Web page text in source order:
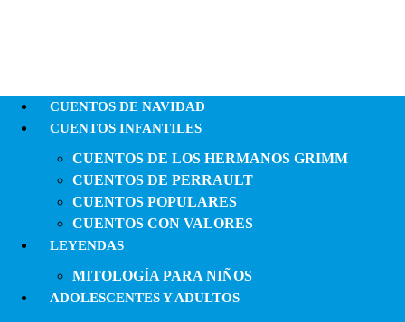
CUENTOS DE NAVIDAD
CUENTOS INFANTILES
CUENTOS DE LOS HERMANOS GRIMM
CUENTOS DE PERRAULT
CUENTOS POPULARES
CUENTOS CON VALORES
LEYENDAS
MITOLOGÍA PARA NIÑOS
ADOLESCENTES Y ADULTOS